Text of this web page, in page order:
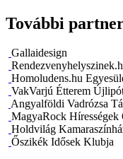
További
Gallaidesign
Homoludens.hu
VakVarjú Étterem
Angyalföldi Vadrózsa
MagyaRock Hírességek
Holdvilág
Őszikék Idősek Klubja